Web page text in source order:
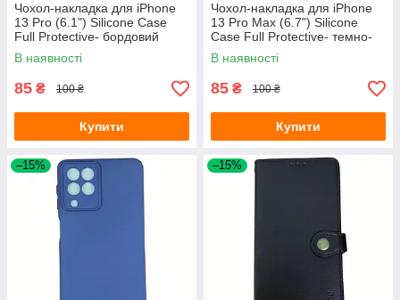
Чохол-накладка для iPhone
13 Pro (6.1") Silicone Case
Full Protective- бордовий
В наявності
85 ₴ 100 ₴
Купити
Чохол-накладка для iPhone
13 Pro Max (6.7") Silicone
Case Full Protective- темно-
червоний
В наявності
85 ₴ 100 ₴
Купити
–15% –15%